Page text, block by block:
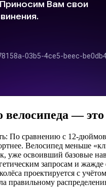
велосипеда —
По сравнению с 12-
Велосипед меньше
уже освоивший базовые
запросам и
проектируется с
правильному